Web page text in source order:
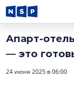
Апарт-
— это
24 июня 2025 в 06:00